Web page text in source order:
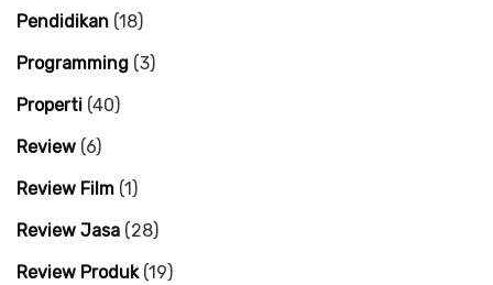
Pendidikan (18)
Programming (3)
Properti (40)
Review (6)
Review Film (1)
Review Jasa (28)
Review Produk(19)